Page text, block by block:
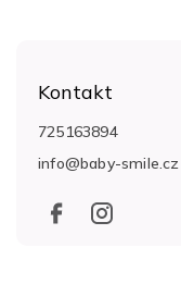
Kontakt
info@baby-smile.cz
725163894